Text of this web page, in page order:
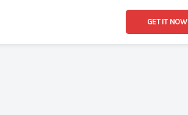
GET IT NOW